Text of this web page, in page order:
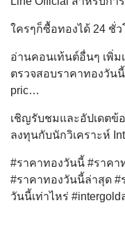
ใครๆก็ซื้อทองได้ 24 ชั่
อ่านคอนเท้นต์อื่นๆ เพิ่ม
ตรวจสอบราคาทองวันนี้
pric…
เชิญรับชมและอัปเดตข้
ลงทุนกับนักวิเคราะห์
#ราคาทองวันนี้ #ราคา
#ราคาทองวันนี้ล่าสุด
วันนี้เท่าไหร่ #intergold